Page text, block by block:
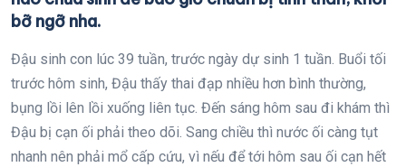
bỡ ngỡ nha.
Đậu sinh con lúc 39 tuần, trước ngày dự sinh 1 tuần. Buổi tối
trước hôm sinh, Đậu thấy thai đạp nhiều hơn bình thường,
bụng lồi lên lồi xuống liên tục. Đến sáng hôm sau đi khám thì
Đậu bị cạn ối phải theo dõi. Sang chiều thì nước ối càng tụt
nhanh nên phải mổ cấp cứu, vì nếu để tới hôm sau ối cạn hết